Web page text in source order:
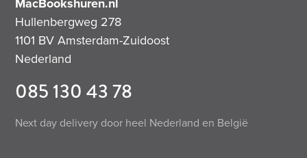
MacBookshuren.nl
Hullenbergweg 278
1101 BV Amsterdam-Zuidoost
Nederland
085 130 43 78
Next day delivery door heel Nederland en België